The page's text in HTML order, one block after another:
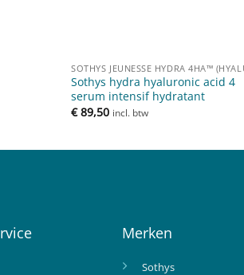
Sothys hydra hyaluronic acid 4
serum intensif hydratant
€89,50 incl. btw
Merken
Sothys